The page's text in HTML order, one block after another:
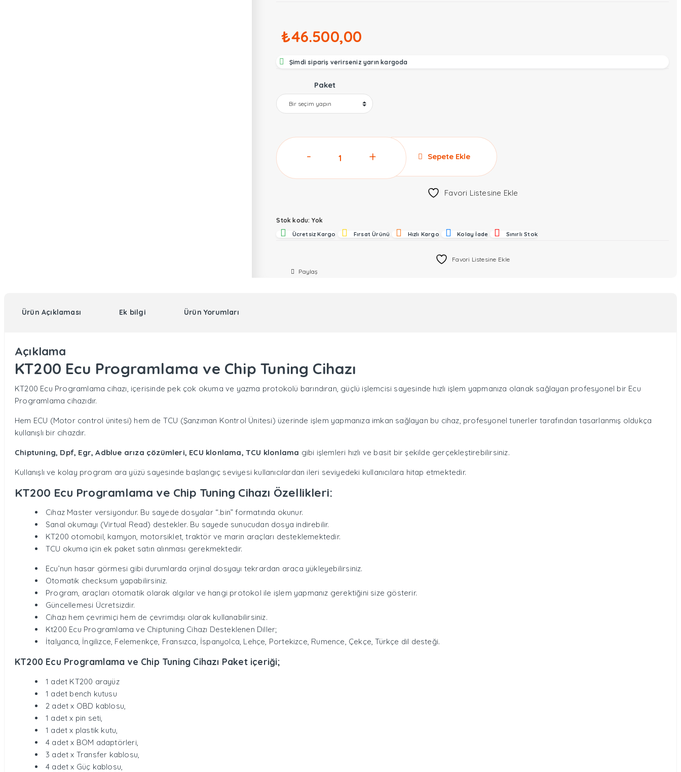
₺46.500,00
Şimdi sipariş verirseniz yarın kargoda
Paket
ECU
Tuning
Sepete Ekle
Favori Listesine Ekle
Stok kodu: Yok
Ücretsiz Kargo Fırsat Ürünü Hızlı Kargo Kolay İade Sınırlı Stok
Favori Listesine Ekle
Paylaş
Ürün Açıklaması Ek bilgi Ürün Yorumları
Açıklama
KT200 Ecu Programlama ve Chip Tuning Cihazı
KT200 Ecu Programlama cihazı, içerisinde pek çok okuma ve yazma protokolü barındıran, güçlü işlemcisi sayesinde hızlı işlem yapmanıza olanak sağlayan profesyonel bir Ecu
Programlama cihazıdır.
Hem ECU (Motor control ünitesi) hem de TCU (Şanzıman Kontrol Ünitesi) üzerinde işlem yapmanıza imkan sağlayan bu cihaz, profesyonel tunerler tarafından tasarlanmış oldukça
kullanışlı bir cihazdır.
Chiptuning, Dpf, Egr, Adblue arıza çözümleri, ECU klonlama, TCU klonlama gibi işlemleri hızlı ve basit bir şekilde gerçekleştirebilirsiniz.
Kullanışlı ve kolay program ara yüzü sayesinde başlangıç seviyesi kullanıcılardan ileri seviyedeki kullanıcılara hitap etmektedir.
KT200 Ecu Programlama ve Chip Tuning Cihazı Özellikleri:
Cihaz Master versiyondur. Bu sayede dosyalar “.bin” formatında okunur.
Sanal okumayı (Virtual Read) destekler. Bu sayede sunucudan dosya indirebilir.
KT200 otomobil, kamyon, motorsiklet, traktör ve marin araçları desteklemektedir.
TCU okuma için ek paket satın alınması gerekmektedir.
Ecu’nun hasar görmesi gibi durumlarda orjinal dosyayı tekrardan araca yükleyebilirsiniz.
Otomatik checksum yapabilirsiniz.
Program, araçları otomatik olarak algılar ve hangi protokol ile işlem yapmanız gerektiğini size gösterir.
Güncellemesi Ücretsizdir.
Cihazı hem çevrimiçi hem de çevrimdışı olarak kullanabilirsiniz.
Kt200 Ecu Programlama ve Chiptuning Cihazı Desteklenen Diller;
İtalyanca, İngilizce, Felemenkçe, Fransızca, İspanyolca, Lehçe, Portekizce, Rumence, Çekçe, Türkçe dil desteği.
KT200 Ecu Programlama ve Chip Tuning Cihazı Paket içeriği;
1 adet KT200 arayüz
1 adet bench kutusu
2 adet x OBD kablosu,
1 adet x pin seti,
1 adet x plastik kutu,
4 adet x BOM adaptörleri,
3 adet x Transfer kablosu,
4 adet x Güç kablosu,